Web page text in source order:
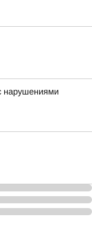
нарушениями